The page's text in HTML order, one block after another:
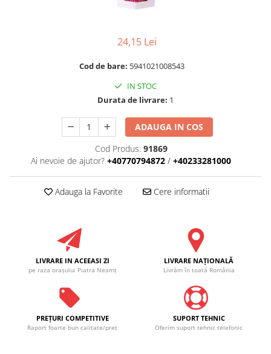
24,15 Lei
Cod de bare: 5941021008543
IN STOC
Durata de livrare: 1
ADAUGA IN COS
Cod Produs: 91869
Ai nevoie de ajutor? +40770794872 / +40233281000
Adauga la Favorite Cere informatii
LIVRARE IN ACEEASI ZI
pe raza oraşului Piatra Neamţ
LIVRARE NAŢIONALĂ
Livrăm în toată România
PREŢURI COMPETITIVE
Raport foarte bun calitate/preţ
SUPORT TEHNIC
Oferim suport tehnic telefonic